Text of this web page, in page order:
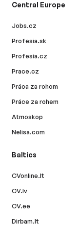
Central Europe
Jobs.cz
Profesia.sk
Profesia.cz
Prace.cz
Práca za rohom
Práce za rohem
Atmoskop
Nelisa.com
Baltics
CVonline.lt
CV.lv
CV.ee
Dirbam.lt